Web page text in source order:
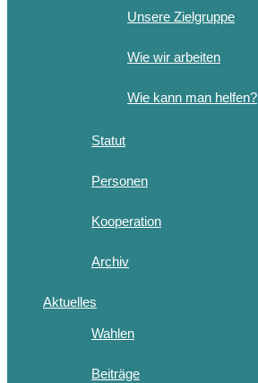
Unsere Zielgruppe
Wie wir arbeiten
Wie kann man helfen?
Statut
Personen
Kooperation
Archiv
Aktuelles
Wahlen
Beiträge